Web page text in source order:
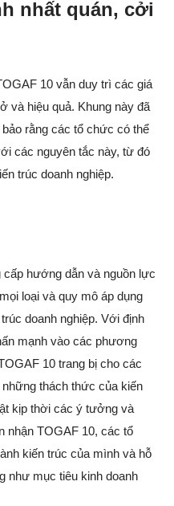
nhất quán, cởi
10 vẫn duy trì các giá
và hiệu quả. Khung này đã
rằng các tổ chức có thể
các nguyên tắc này, từ đó
trúc doanh nghiệp.
hướng dẫn và nguồn lực
loại và quy mô áp dụng
doanh nghiệp. Với định
mạnh vào các phương
10 trang bị cho các
thách thức của kiến
kịp thời các ý tưởng và
nhận TOGAF 10, các tổ
kiến trúc của mình và hỗ
như mục tiêu kinh doanh